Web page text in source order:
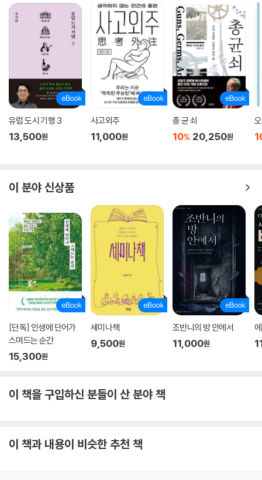
유럽 도시 기행 3
13,500원
사고외주
11,000원
총 균 쇠
10% 20,250원
이 분야 신상품
[단독] 인생에 단어가
스며드는 순간
15,300원
세미나책
9,500원
조반니의 방 안에서
11,000원
이 책을 구입하신 분들이 산 분야 책
이 책과 내용이 비슷한 추천 책